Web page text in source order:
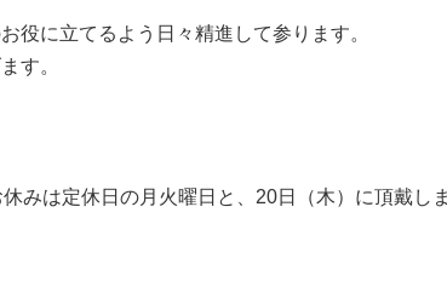
役に立てるよう日々精進して参ります。
す。
みは定休日の月火曜日と、20日（木）に頂戴しま